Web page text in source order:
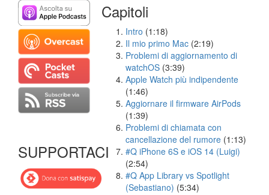
SUPPORTACI
Capitoli
Intro (1:18)
Il mio primo Mac (2:19)
Problemi di aggiornamento di
watchOS (3:39)
Apple Watch più indipendente
(1:46)
Aggiornare il firmware AirPods
(1:39)
Problemi di chiamata con
cancellazione del rumore (1:13)
#Q iPhone 6S e iOS 14 (Luigi)
(2:54)
#Q App Library vs Spotlight
(Sebastiano) (5:34)